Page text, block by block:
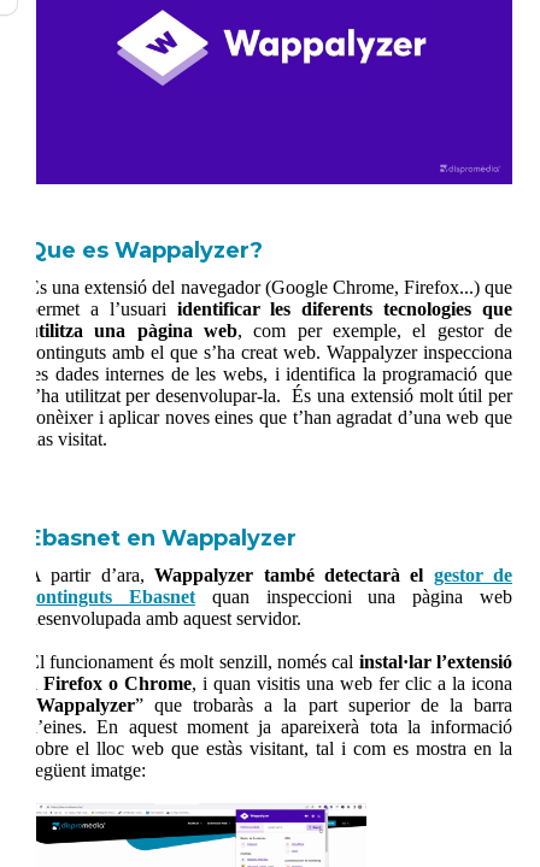
Que es Wappalyzer?
És una extensió del navegador (Google Chrome, Firefox...) que
permet a l’usuari identificar les diferents tecnologies que
utilitza una pàgina web, com per exemple, el gestor de
continguts amb el que s’ha creat web. Wappalyzer inspecciona
les dades internes de les webs, i identifica la programació que
s’ha utilitzat per desenvolupar-la. És una extensió molt útil per
conèixer i aplicar noves eines que t’han agradat d’una web que
has visitat.
Ebasnet en Wappalyzer
A partir d’ara,Wappalyzer també detectarà el gestor de
continguts Ebasnet
quan inspeccioni una pàgina web
desenvolupada amb aquest servidor.
El funcionament és molt senzill, només cal instal·lar l’extensió
a Firefox o Chrome, i quan visitis una web fer clic a la icona
Wappalyzer” que trobaràs a la part superior de la barra
d’eines. En aquest moment ja apareixerà tota la informació
sobre el lloc web que estàs visitant, tal i com es mostra en la
següent imatge: